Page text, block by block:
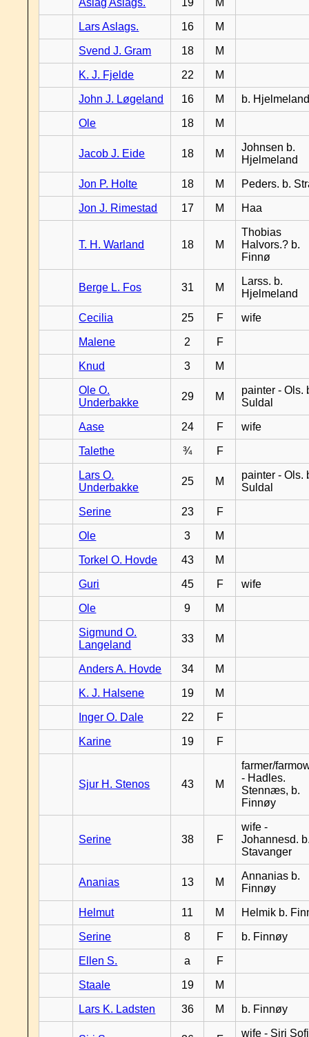
Aslag Aslags. 19 M
Lars Aslags. 16 M
Svend J. Gram 18 M
K. J. Fjelde 22 M
John J. Løgeland 16 M b.
Ole 18 M
Jacob J. Eide 18 M
Johnsen b.
Hjelmeland
Jon P. Holte 18 M Peders. b.
Jon J. Rimestad 17 M Haa
T. H. Warland 18 M
Thobias
Halvors.? b.
Finnø
Berge L. Fos 31 M
Larss. b.
Hjelmeland
Cecilia 25 F wife
Malene 2 F
Knud 3 M
Ole O.
Underbakke
29 M
painter - Ols.
Suldal
Aase 24 F wife
Talethe ¾ F
Lars O.
Underbakke
25 M
painter - Ols.
Suldal
Serine 23 F
Ole 3 M
Torkel O. Hovde 43 M
Guri 45 F wife
Ole 9 M
Sigmund O.
Langeland
33 M
Anders A. Hovde 34 M
K. J. Halsene 19 M
Inger O. Dale 22 F
Karine 19 F
Sjur H. Stenos 43 M
farmer/
- Hadles.
Stennæs, b.
Finnøy
Serine 38 F
wife -
Johannesd.
Stavanger
Ananias 13 M
Annanias b.
Finnøy
Helmut 11 M Helmik b.
Serine 8 F b. Finnøy
Ellen S. a F
Staale 19 M
Lars K. Ladsten 36 M b. Finnøy
wife - Siri